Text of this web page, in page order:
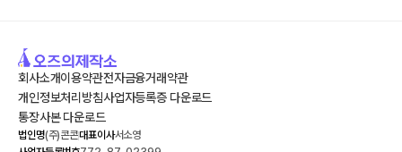
법인명(주)콘콘대표이사서소영
회사소개이용약관전자금융거래약관
개인정보처리방침사업자등록증 다운로드
통장사본 다운로드